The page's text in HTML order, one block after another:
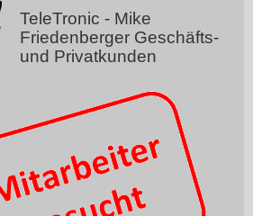
TeleTronic - Mike
Friedenberger Geschäfts-
und Privatkunden